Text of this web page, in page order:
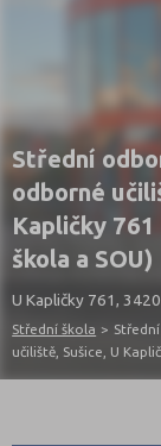
Střední
odborné
Kapličky
škola a SOU)
U Kapličky 761,
Střední škola >
učiliště, Sušice, U